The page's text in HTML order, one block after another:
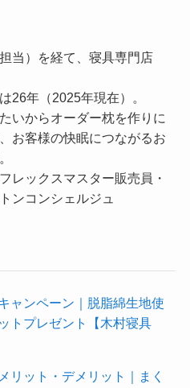
当）を経て、寝具専門店
26年（2025年現在）。
いからオーダー枕を作りに
お客様の快眠につながるお
レックスマスター販売員・
ンコンシェルジュ
ャンペーン｜脱脂綿生地使
トプレゼント【木村寝具
リット・デメリット｜まく